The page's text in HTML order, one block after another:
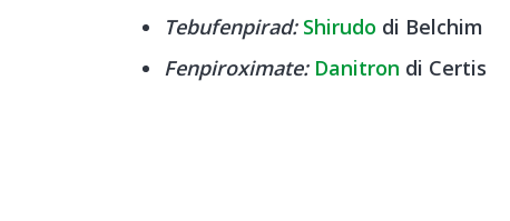
Tebufenpirad: Shirudo di Belchim
Fenpiroximate: Danitron di Certis